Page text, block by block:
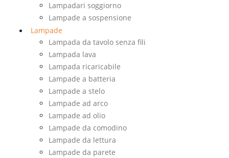
Lampadari soggiorno
Lampade a sospensione
Lampade
Lampada da tavolo senza fili
Lampada lava
Lampada ricaricabile
Lampade a batteria
Lampade a stelo
Lampade ad arco
Lampade ad olio
Lampade da comodino
Lampade da lettura
Lampade da parete